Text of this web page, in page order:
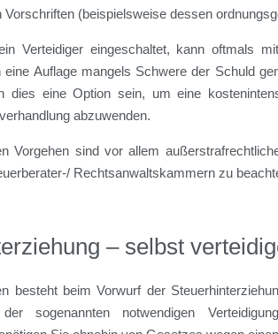
(beispielsweise dessen
Verteidiger eingeschaltet, kann oftmals
eine Auflage mangels Schwere der Schuld
dies eine Option sein, um eine
abzuwenden.
Vorgehen sind vor allem
Rechtsanwaltskammern zu
– selbst
besteht beim Vorwurf der
sogenannten notwendigen